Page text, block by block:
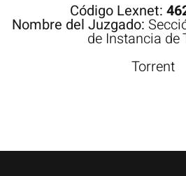
Código Lexnet:
Nombre del Juzgado:
de Instancia de
Torrent